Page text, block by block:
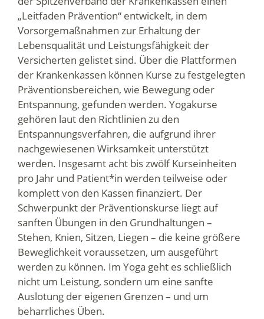
„Leitfaden Prävention“ entwickelt, in dem
Vorsorgemaßnahmen zur Erhaltung der
Lebensqualität und Leistungsfähigkeit der
Versicherten gelistet sind. Über die Plattformen
der Krankenkassen können Kurse zu festgelegten
Präventionsbereichen, wie Bewegung oder
Entspannung, gefunden werden. Yogakurse
gehören laut den Richtlinien zu den
Entspannungsverfahren, die aufgrund ihrer
nachgewiesenen Wirksamkeit unterstützt
werden. Insgesamt acht bis zwölf Kurseinheiten
pro Jahr und Patient*in werden teilweise oder
komplett von den Kassen finanziert. Der
Schwerpunkt der Präventionskurse liegt auf
sanften Übungen in den Grundhaltungen –
Stehen, Knien, Sitzen, Liegen – die keine größere
Beweglichkeit voraussetzen, um ausgeführt
werden zu können. Im Yoga geht es schließlich
nicht um Leistung, sondern um eine sanfte
Auslotung der eigenen Grenzen – und um
beharrliches Üben.